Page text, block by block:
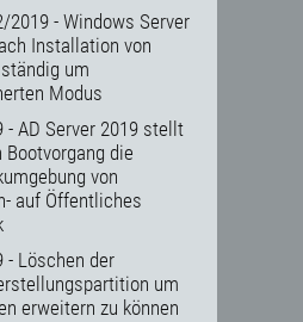
2019 - Windows Server
Installation von
um
Modus
- AD Server 2019 stellt
Bootvorgang die
von
auf Öffentliches
- Löschen der
um
erweitern zu können